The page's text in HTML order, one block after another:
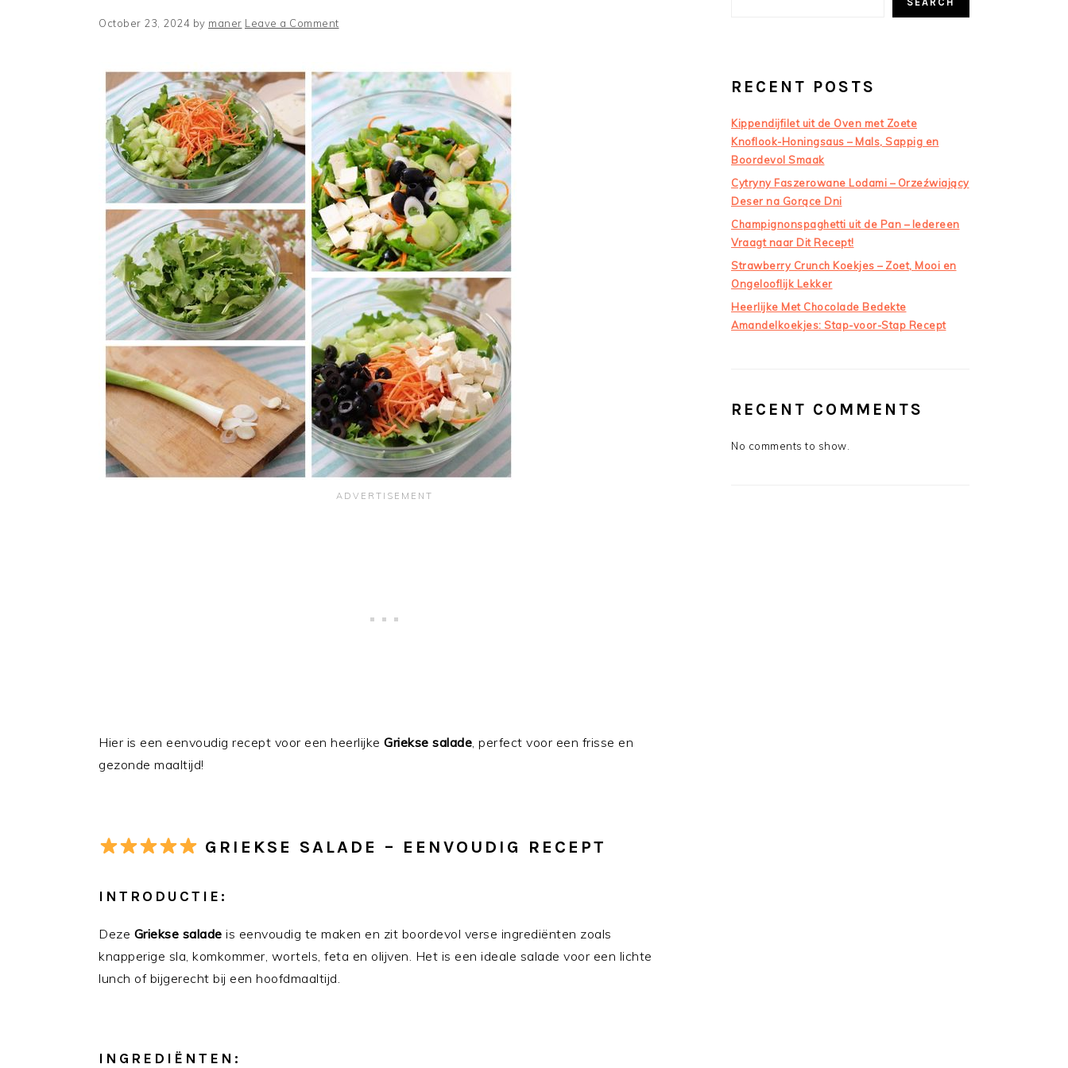
October 23, 2024 by maner Leave a Comment
Hier is een eenvoudig recept voor een heerlijke Griekse salade, perfect voor een frisse en
gezonde maaltijd!
GRIEKSE SALADE – EENVOUDIG RECEPT
INTRODUCTIE:
Deze Griekse salade is eenvoudig te maken en zit boordevol verse ingrediënten zoals
knapperige sla, komkommer, wortels, feta en olijven. Het is een ideale salade voor een lichte
lunch of bijgerecht bij een hoofdmaaltijd.
INGREDIËNTEN:
RECENT POSTS
Kippendijfilet uit de Oven met Zoete
Knoflook-Honingsaus – Mals, Sappig en
Boordevol Smaak
Cytryny Faszerowane Lodami – Orzeźwiający
Deser na Gorące Dni
Champignonspaghetti uit de Pan – Iedereen
Vraagt naar Dit Recept!
Strawberry Crunch Koekjes – Zoet, Mooi en
Ongelooflijk Lekker
Heerlijke Met Chocolade Bedekte
Amandelkoekjes: Stap-voor-Stap Recept
RECENT COMMENTS
No comments to show.